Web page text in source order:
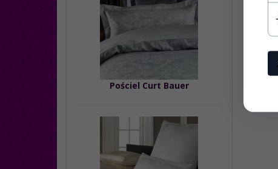
Pościel Curt Bauer